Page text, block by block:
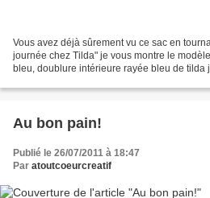
Vous avez déjà sûrement vu ce sac en
journée chez Tilda" je vous montre le
bleu, doublure intérieure rayée bleu de tilda
Au bon pain!
Publié le 26/07/2011 à 18:47
Par atoutcoeurcreatif